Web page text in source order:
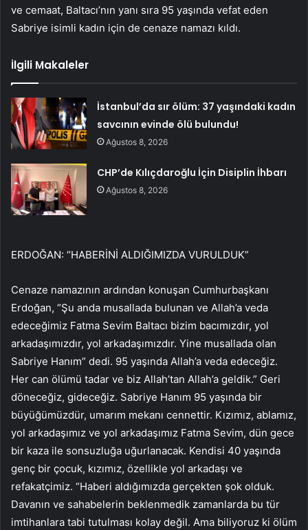
ve cemaat, Baltacı’nın yanı sıra 95 yaşında vefat eden
Sabriye isimli kadın için de cenaze namazı kıldı.
İlgili Makaleler
İstanbul’da sır ölüm: 37 yaşındaki kadın
savcının evinde ölü bulundu!
Ağustos 8, 2026
CHP’de Kılıçdaroğlu İçin Disiplin İhbarı
Ağustos 8, 2026
ERDOĞAN: “HABERİNİ ALDIĞIMIZDA VURULDUK”
Cenaze namazının ardından konuşan Cumhurbaşkanı
Erdoğan, “Şu anda musallada bulunan ve Allah’a veda
edeceğimiz Fatma Sevim Baltacı bizim bacımızdır, yol
arkadaşımızdır, yol arkadaşımızdır. Yine musallada olan
Sabriye Hanım” dedi. 95 yaşında Allah’a veda edeceğiz.
Her can ölümü tadar ve biz Allah’tan Allah’a geldik.” Geri
döneceğiz, gideceğiz. Sabriye Hanım 95 yaşında bir
büyüğümüzdür, umarım mekanı cennettir. Kızımız, ablamız,
yol arkadaşımız ve yol arkadaşımız Fatma Sevim, dün gece
bir kaza ile sonsuzluğa uğurlanacak. Kendisi 40 yaşında
genç bir çocuk, kızımız, özellikle yol arkadaşı ve
refakatçimiz. “Haberi aldığımızda gerçekten şok olduk.
Davanın ve sahabelerin beklenmedik zamanlarda bu tür
imtihanlara tabi tutulması kolay değil. Ama biliyoruz ki ölüm